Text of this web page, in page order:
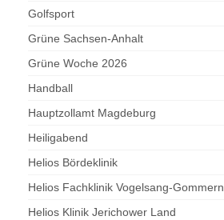
Golfsport
Grüne Sachsen-Anhalt
Grüne Woche 2026
Handball
Hauptzollamt Magdeburg
Heiligabend
Helios Bördeklinik
Helios Fachklinik Vogelsang-Gommern
Helios Klinik Jerichower Land